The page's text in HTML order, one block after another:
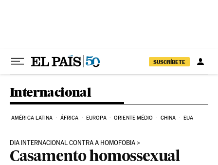
SUSCRÍBETE
Internacional
AMÉRICA LATINA ÁFRICA EUROPA ORIENTE MÉDIO CHINA EUA
DIA INTERNACIONAL CONTRA A HOMOFOBIA
Casamento homossexual